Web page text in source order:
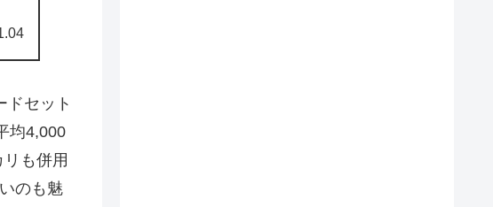
ドセット
均4,000
も併用
のも魅